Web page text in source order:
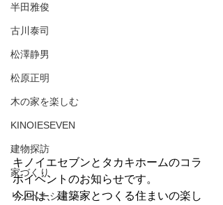
半田雅俊
古川泰司
松澤静男
松原正明
木の家を楽しむ
KINOIESEVEN
建物探訪
家づくり
リノベーション
キノイエセブンとタカキホームのコラ
ボイベントのお知らせです。
今回は、建築家とつくる住まいの楽し